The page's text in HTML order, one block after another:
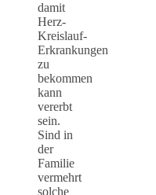
damit
Herz-
Kreislauf-
Erkrankungen
zu
bekommen
kann
vererbt
sein.
Sind in
der
Familie
vermehrt
solche